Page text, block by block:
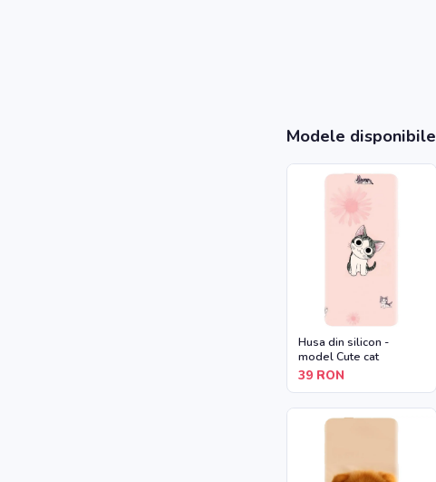
Modele disponibile
Husa din silicon -
model Cute cat
39 RON